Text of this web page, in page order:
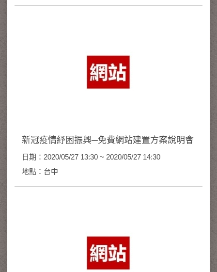
新冠疫情紓困振興─免費網站建置方案說明會
日期：2020/05/27 13:30 ~ 2020/05/27 14:30
地點：台中